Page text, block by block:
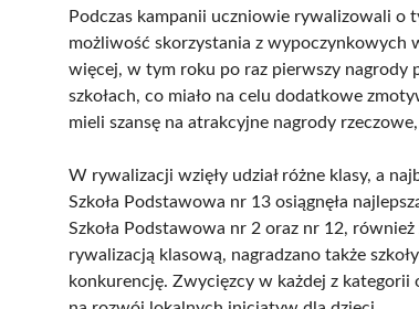
Podczas kampanii uczniowie rywalizowali o
możliwość skorzystania z wypoczynkowych
więcej, w tym roku po raz pierwszy nagrody
szkołach, co miało na celu dodatkowe
mieli szansę na atrakcyjne nagrody
W rywalizacji wzięły udział różne klasy, a
Szkoła Podstawowa nr 13 osiągnęła
Szkoła Podstawowa nr 2 oraz nr 12,
rywalizacją klasową, nagradzano także
konkurencję. Zwycięzcy w każdej z kategorii